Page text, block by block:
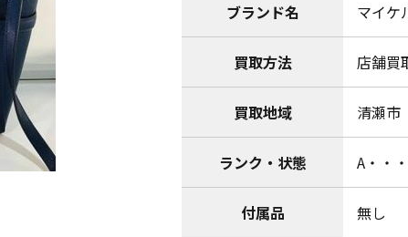
ブランド名 マイケ
買取方法 店舗買
買取地域 清瀬市
ランク・状態 A・・
付属品 無し